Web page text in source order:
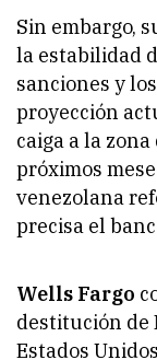
Sin embargo,
la estabilidad
sanciones y
proyección
caiga a la
próximos
venezolana
precisa el
Wells Fargo
destitución de
Estados